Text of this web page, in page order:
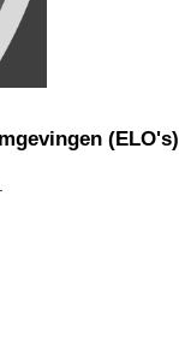
(ELO's)